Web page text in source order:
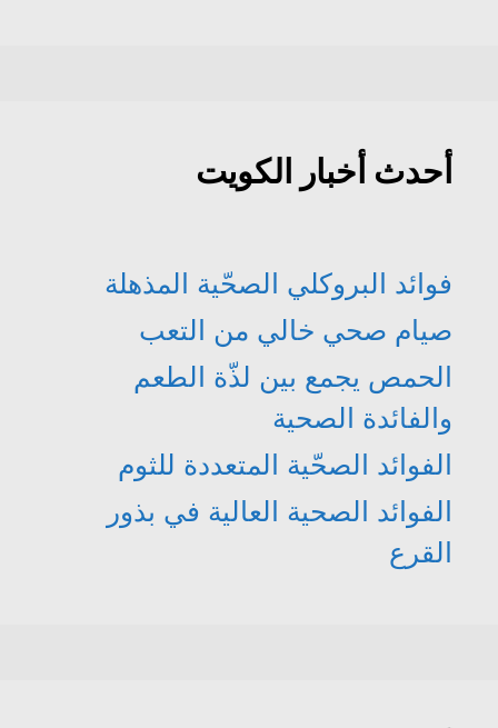
أحدث أخبار الكويت
فوائد البروكلي الصحّية المذهلة
صيام صحي خالي من التعب
الحمص يجمع بين لذّة الطعم
والفائدة الصحية
الفوائد الصحّية المتعددة للثوم
الفوائد الصحية العالية في بذور
القرع